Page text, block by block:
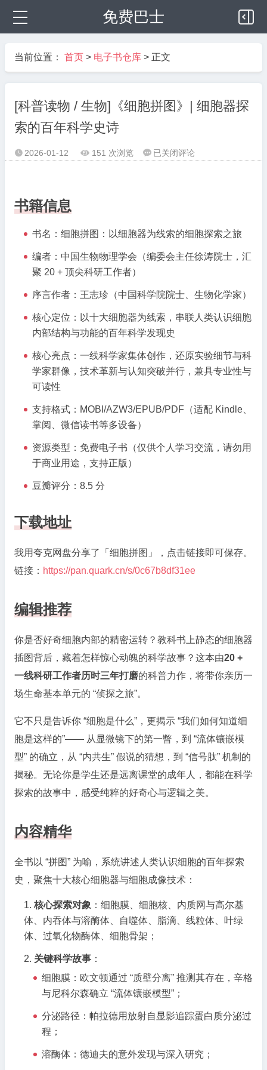
免费巴士
当前位置： 首页 > 电子书仓库 > 正文
[科普读物 / 生物]《细胞拼图》| 细胞器探
索的百年科学史诗
 2026-01-12  151 次浏览  [科
物]
《细
图》|
胞
器
探
索
年
史
已关闭评论
书籍信息
书名：细胞拼图：以细胞器为线索的细胞探索之旅
编者：中国生物物理学会（编委会主任徐涛院士，汇
聚 20 + 顶尖科研工作者）
序言作者：王志珍（中国科学院院士、生物化学家）
核心定位：以十大细胞器为线索，串联人类认识细胞
内部结构与功能的百年科学发现史
核心亮点：一线科学家集体创作，还原实验细节与科
学家群像，技术革新与认知突破并行，兼具专业性与
可读性
支持格式：MOBI/AZW3/EPUB/PDF（适配 Kindle、
掌阅、微信读书等多设备）
资源类型：免费电子书（仅供个人学习交流，请勿用
于商业用途，支持正版）
豆瓣评分：8.5 分
下载地址
我用夸克网盘分享了「细胞拼图」，点击链接即可保存。
链接： https://pan.quark.cn/s/0c67b8df31ee
编辑推荐
你是否好奇细胞内部的精密运转？教科书上静态的细胞器
插图背后，藏着怎样惊心动魄的科学故事？这本由20 +
一线科研工作者历时三年打磨的科普力作，将带你亲历一
场生命基本单元的 “侦探之旅”。
它不只是告诉你 “细胞是什么”，更揭示 “我们如何知道细
胞是这样的”—— 从显微镜下的第一瞥，到 “流体镶嵌模
型” 的确立，从 “内共生” 假说的猜想，到 “信号肽” 机制的
揭秘。无论你是学生还是远离课堂的成年人，都能在科学
探索的故事中，感受纯粹的好奇心与逻辑之美。
内容精华
全书以 “拼图” 为喻，系统讲述人类认识细胞的百年探索
史，聚焦十大核心细胞器与细胞成像技术：
核心探索对象 ：细胞膜、细胞核、内质网与高尔基
体、内吞体与溶酶体、自噬体、脂滴、线粒体、叶绿
体、过氧化物酶体、细胞骨架；
关键科学故事 ：
细胞膜：欧文顿通过 “质壁分离” 推测其存在，辛格
与尼科尔森确立 “流体镶嵌模型”；
分泌路径：帕拉德用放射自显影追踪蛋白质分泌过
程；
溶酶体：德迪夫的意外发现与深入研究；